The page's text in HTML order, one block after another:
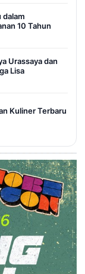
dalam
10 Tahun
Urassaya dan
Lisa
Kuliner Terbaru